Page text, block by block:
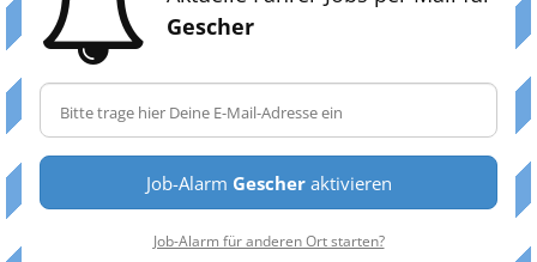
Gescher
Job-Alarm Gescheraktivieren
Job-Alarm für anderen Ort starten?